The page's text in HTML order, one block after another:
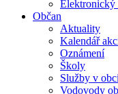
Elektronický
Občan
Aktuality
Kalendář
Oznámení
Školy
Služby v obci
Vodovody